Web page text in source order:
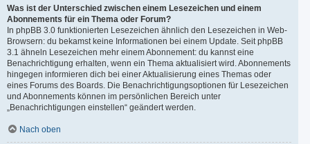
Was ist der Unterschied zwischen einem Lesezeichen und einem
Abonnements für ein Thema oder Forum?
In phpBB 3.0 funktionierten Lesezeichen ähnlich den Lesezeichen in Web-
Browsern: du bekamst keine Informationen bei einem Update. Seit phpBB
3.1 ähneln Lesezeichen mehr einem Abonnement: du kannst eine
Benachrichtigung erhalten, wenn ein Thema aktualisiert wird. Abonnements
hingegen informieren dich bei einer Aktualisierung eines Themas oder
eines Forums des Boards. Die Benachrichtigungsoptionen für Lesezeichen
und Abonnements können im persönlichen Bereich unter
„Benachrichtigungen einstellen“ geändert werden.
Nach oben